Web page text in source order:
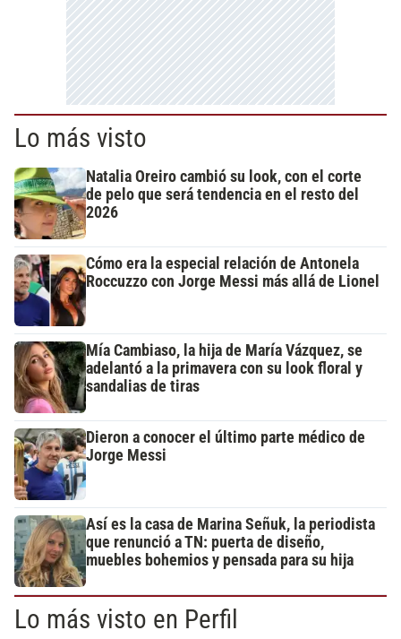
Lo más visto
Natalia Oreiro cambió su look, con el corte
de pelo que será tendencia en el resto del
2026
Cómo era la especial relación de Antonela
Roccuzzo con Jorge Messi más allá de Lionel
Mía Cambiaso, la hija de María Vázquez, se
adelantó a la primavera con su look floral y
sandalias de tiras
Dieron a conocer el último parte médico de
Jorge Messi
Así es la casa de Marina Señuk, la periodista
que renunció a TN: puerta de diseño,
muebles bohemios y pensada para su hija
Lo más visto en Perfil